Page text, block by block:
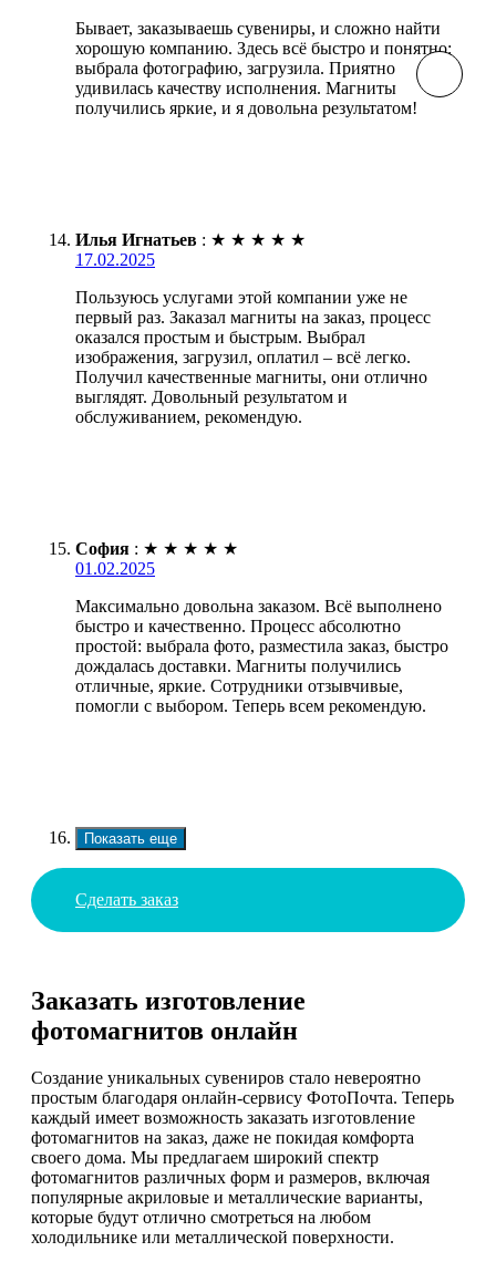
Бывает, заказываешь сувениры, и сложно найти
хорошую компанию. Здесь всё быстро и понятно:
выбрала фотографию, загрузила. Приятно
удивилась качеству исполнения. Магниты
получились яркие, и я довольна результатом!
Илья Игнатьев : ★ ★ ★ ★ ★
17.02.2025
Пользуюсь услугами этой компании уже не
первый раз. Заказал магниты на заказ, процесс
оказался простым и быстрым. Выбрал
изображения, загрузил, оплатил – всё легко.
Получил качественные магниты, они отлично
выглядят. Довольный результатом и
обслуживанием, рекомендую.
София : ★ ★ ★ ★ ★
01.02.2025
Максимально довольна заказом. Всё выполнено
быстро и качественно. Процесс абсолютно
простой: выбрала фото, разместила заказ, быстро
дождалась доставки. Магниты получились
отличные, яркие. Сотрудники отзывчивые,
помогли с выбором. Теперь всем рекомендую.
Показать еще
Сделать заказ
Заказать изготовление
фотомагнитов онлайн
Создание уникальных сувениров стало невероятно
простым благодаря онлайн-сервису ФотоПочта. Теперь
каждый имеет возможность заказать изготовление
фотомагнитов на заказ, даже не покидая комфорта
своего дома. Мы предлагаем широкий спектр
фотомагнитов различных форм и размеров, включая
популярные акриловые и металлические варианты,
которые будут отлично смотреться на любом
холодильнике или металлической поверхности.